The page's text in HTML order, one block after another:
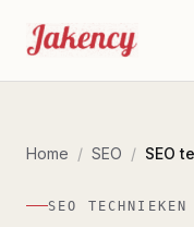
Home / SEO / SEO
SEO TECHNIEKEN